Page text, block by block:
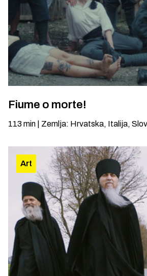
Fiume o morte!
113 min Zemlja: Hrvatska, Italija,
Art